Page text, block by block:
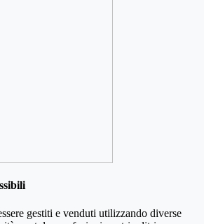
gestiti e venduti utilizzando diverse